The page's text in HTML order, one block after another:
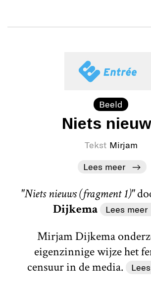
Beeld
Niets
Tekst Mirjam
Lees meer
"Niets nieuws (fragment 1)"
Dijkema
Lees meer
Mirjam Dijkema
eigenzinnige wijze het
censuur in de media.